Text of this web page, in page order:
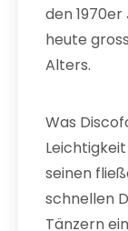
den
heute
Alters.
Was
seinen
schnellen
Tänzern